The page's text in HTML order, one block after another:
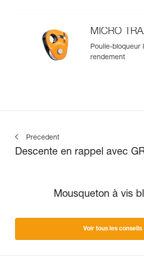
MICRO
Poulie-bloqueur
rendement
Précédent
Descente en rappel avec
Mousqueton à vis
Voir tous les conseils